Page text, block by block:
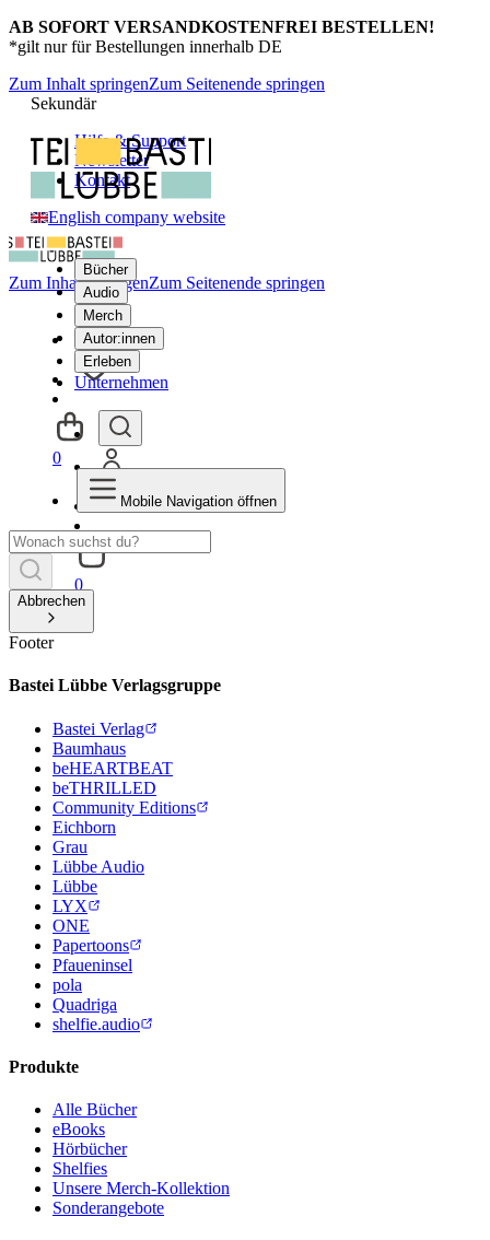
AB SOFORT VERSANDKOSTENFREI BESTELLEN!
*gilt nur für Bestellungen innerhalb DE
Zum Inhalt springenZum Seitenende springen
Sekundär
Hilfe & Support
Newsletter
Kontakt
English company website
Bücher
Audio
Merch
Autor:innen
Erleben
Unternehmen
0
Zum Inhalt springenZum Seitenende springen
0
Mobile Navigation öffnen
Abbrechen
Footer
Bastei Lübbe Verlagsgruppe
Bastei Verlag
Baumhaus
beHEARTBEAT
beTHRILLED
Community Editions
Eichborn
Grau
Lübbe Audio
Lübbe
LYX
ONE
Papertoons
Pfaueninsel
pola
Quadriga
shelfie.audio
Produkte
Alle Bücher
eBooks
Hörbücher
Shelfies
Unsere Merch-Kollektion
Sonderangebote